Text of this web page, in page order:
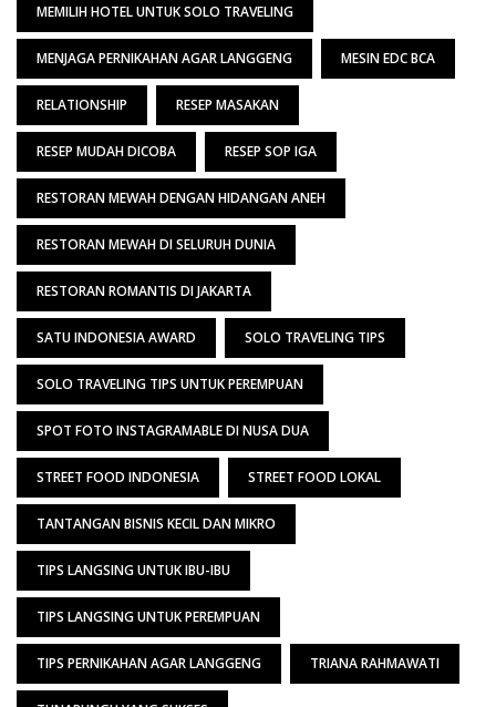
MEMILIH HOTEL UNTUK SOLO TRAVELING
MENJAGA PERNIKAHAN AGAR LANGGENG MESIN EDC BCA
RELATIONSHIP RESEP MASAKAN
RESEP MUDAH DICOBA RESEP SOP IGA
RESTORAN MEWAH DENGAN HIDANGAN ANEH
RESTORAN MEWAH DI SELURUH DUNIA
RESTORAN ROMANTIS DI JAKARTA
SATU INDONESIA AWARD SOLO TRAVELING TIPS
SOLO TRAVELING TIPS UNTUK PEREMPUAN
SPOT FOTO INSTAGRAMABLE DI NUSA DUA
STREET FOOD INDONESIA STREET FOOD LOKAL
TANTANGAN BISNIS KECIL DAN MIKRO
TIPS LANGSING UNTUK IBU-IBU
TIPS LANGSING UNTUK PEREMPUAN
TIPS PERNIKAHAN AGAR LANGGENG TRIANA RAHMAWATI